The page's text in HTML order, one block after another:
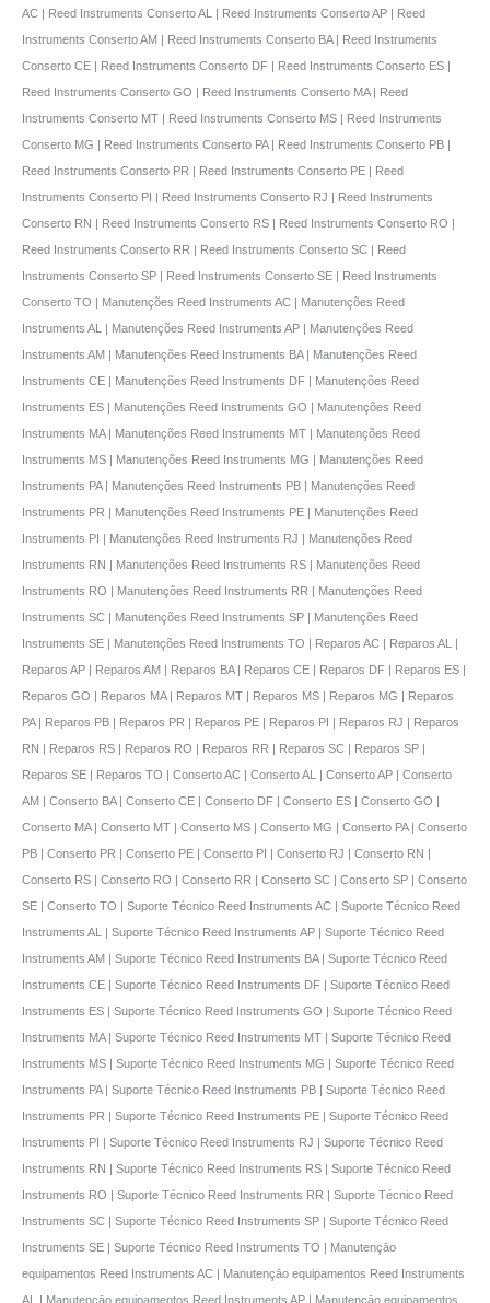
AC | Reed Instruments Conserto AL | Reed Instruments Conserto AP | Reed
Instruments Conserto AM | Reed Instruments Conserto BA | Reed Instruments
Conserto CE | Reed Instruments Conserto DF | Reed Instruments Conserto ES |
Reed Instruments Conserto GO | Reed Instruments Conserto MA | Reed
Instruments Conserto MT | Reed Instruments Conserto MS | Reed Instruments
Conserto MG | Reed Instruments Conserto PA | Reed Instruments Conserto PB |
Reed Instruments Conserto PR | Reed Instruments Conserto PE | Reed
Instruments Conserto PI | Reed Instruments Conserto RJ | Reed Instruments
Conserto RN | Reed Instruments Conserto RS | Reed Instruments Conserto RO |
Reed Instruments Conserto RR | Reed Instruments Conserto SC | Reed
Instruments Conserto SP | Reed Instruments Conserto SE | Reed Instruments
Conserto TO | Manutenções Reed Instruments AC | Manutenções Reed
Instruments AL | Manutenções Reed Instruments AP | Manutenções Reed
Instruments AM | Manutenções Reed Instruments BA | Manutenções Reed
Instruments CE | Manutenções Reed Instruments DF | Manutenções Reed
Instruments ES | Manutenções Reed Instruments GO | Manutenções Reed
Instruments MA | Manutenções Reed Instruments MT | Manutenções Reed
Instruments MS | Manutenções Reed Instruments MG | Manutenções Reed
Instruments PA | Manutenções Reed Instruments PB | Manutenções Reed
Instruments PR | Manutenções Reed Instruments PE | Manutenções Reed
Instruments PI | Manutenções Reed Instruments RJ | Manutenções Reed
Instruments RN | Manutenções Reed Instruments RS | Manutenções Reed
Instruments RO | Manutenções Reed Instruments RR | Manutenções Reed
Instruments SC | Manutenções Reed Instruments SP | Manutenções Reed
Instruments SE | Manutenções Reed Instruments TO | Reparos AC | Reparos AL |
Reparos AP | Reparos AM | Reparos BA | Reparos CE | Reparos DF | Reparos ES |
Reparos GO | Reparos MA | Reparos MT | Reparos MS | Reparos MG | Reparos
PA | Reparos PB | Reparos PR | Reparos PE | Reparos PI | Reparos RJ | Reparos
RN | Reparos RS | Reparos RO | Reparos RR | Reparos SC | Reparos SP |
Reparos SE | Reparos TO | Conserto AC | Conserto AL | Conserto AP | Conserto
AM | Conserto BA | Conserto CE | Conserto DF | Conserto ES | Conserto GO |
Conserto MA | Conserto MT | Conserto MS | Conserto MG | Conserto PA | Conserto
PB | Conserto PR | Conserto PE | Conserto PI | Conserto RJ | Conserto RN |
Conserto RS | Conserto RO | Conserto RR | Conserto SC | Conserto SP | Conserto
SE | Conserto TO | Suporte Técnico Reed Instruments AC | Suporte Técnico Reed
Instruments AL | Suporte Técnico Reed Instruments AP | Suporte Técnico Reed
Instruments AM | Suporte Técnico Reed Instruments BA | Suporte Técnico Reed
Instruments CE | Suporte Técnico Reed Instruments DF | Suporte Técnico Reed
Instruments ES | Suporte Técnico Reed Instruments GO | Suporte Técnico Reed
Instruments MA | Suporte Técnico Reed Instruments MT | Suporte Técnico Reed
Instruments MS | Suporte Técnico Reed Instruments MG | Suporte Técnico Reed
Instruments PA | Suporte Técnico Reed Instruments PB | Suporte Técnico Reed
Instruments PR | Suporte Técnico Reed Instruments PE | Suporte Técnico Reed
Instruments PI | Suporte Técnico Reed Instruments RJ | Suporte Técnico Reed
Instruments RN | Suporte Técnico Reed Instruments RS | Suporte Técnico Reed
Instruments RO | Suporte Técnico Reed Instruments RR | Suporte Técnico Reed
Instruments SC | Suporte Técnico Reed Instruments SP | Suporte Técnico Reed
Instruments SE | Suporte Técnico Reed Instruments TO | Manutençāo
equipamentos Reed Instruments AC | Manutençāo equipamentos Reed Instruments
AL | Manutençāo equipamentos Reed Instruments AP | Manutençāo equipamentos